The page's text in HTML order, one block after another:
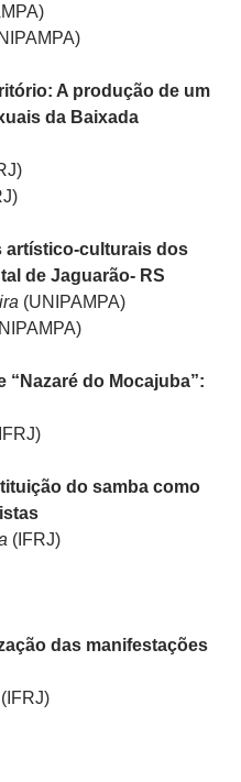
A produção de um
da Baixada
artístico-culturais dos
de Jaguarão- RS
(UNIPAMPA)
“Nazaré do Mocajuba”:
do samba como
(IFRJ)
das manifestações
(IFRJ)